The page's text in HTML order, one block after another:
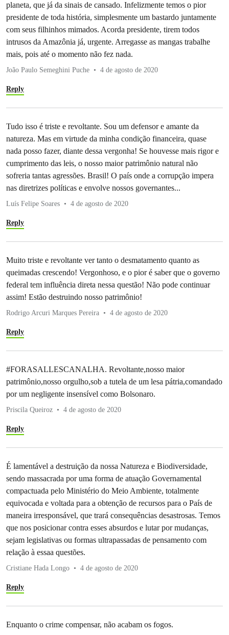
planeta, que já da sinais de cansado. Infelizmente temos o pior
presidente de toda história, simplesmente um bastardo juntamente
com seus filhinhos mimados. Acorda presidente, tirem todos
intrusos da Amazônia já, urgente. Arregasse as mangas trabalhe
mais, pois até o momento não fez nada.
João Paulo Semeghini Puche 4 de agosto de 2020
Reply
Tudo isso é triste e revoltante. Sou um defensor e amante da
natureza. Mas em virtude da minha condição financeira, quase
nada posso fazer, diante dessa vergonha! Se houvesse mais rigor e
cumprimento das leis, o nosso maior patrimônio natural não
sofreria tantas agressões. Brasil! O país onde a corrupção impera
nas diretrizes políticas e envolve nossos governantes...
Luís Felipe Soares 4 de agosto de 2020
Reply
Muito triste e revoltante ver tanto o desmatamento quanto as
queimadas crescendo! Vergonhoso, e o pior é saber que o governo
federal tem influência direta nessa questão! Não pode continuar
assim! Estão destruindo nosso patrimônio!
Rodrigo Arcuri Marques Pereira 4 de agosto de 2020
Reply
#FORASALLESCANALHA. Revoltante,nosso maior
patrimônio,nosso orgulho,sob a tutela de um lesa pátria,comandado
por um negligente insensível como Bolsonaro.
Priscila Queiroz 4 de agosto de 2020
Reply
É lamentável a destruição da nossa Natureza e Biodiversidade,
sendo massacrada por uma forma de atuação Governamental
compactuada pelo Ministério do Meio Ambiente, totalmente
equivocada e voltada para a obtenção de recursos para o País de
maneira irresponsável, que trará consequências desastrosas. Temos
que nos posicionar contra esses absurdos e lutar por mudanças,
sejam legislativas ou formas ultrapassadas de pensamento com
relação à essaa questões.
Cristiane Hada Longo 4 de agosto de 2020
Reply
Enquanto o crime compensar, não acabam os fogos.